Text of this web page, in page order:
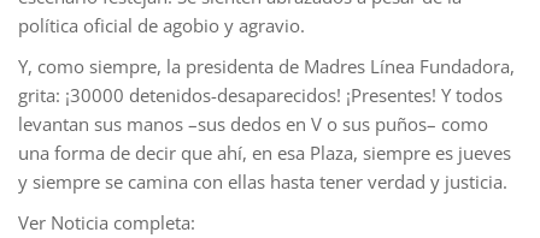
política oficial de agobio y agravio.
Y, como siempre, la presidenta de Madres Línea Fundadora,
grita: ¡30000 detenidos-desaparecidos! ¡Presentes! Y todos
levantan sus manos –sus dedos en V o sus puños– como
una forma de decir que ahí, en esa Plaza, siempre es jueves
y siempre se camina con ellas hasta tener verdad y justicia.
Ver Noticia completa: